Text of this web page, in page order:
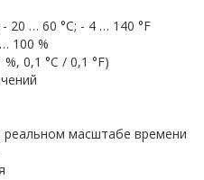
20 … 60 °С; - 4 … 140 °F
100 %
0,1 °С / 0,1 °F)
реальном масштабе времени